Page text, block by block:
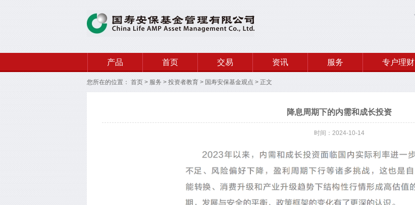
产品 首页 交易 资讯 服务 专户理财
您所在的位置： 首页 > 服务 > 投资者教育 > 国寿安保基金观点 > 正文
降息周期下的内需和成长投资
时间：2024-10-14